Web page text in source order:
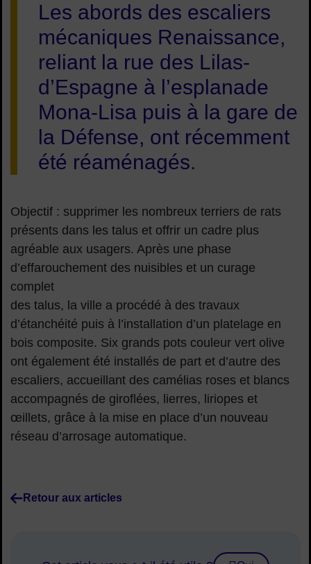
Les abords des escaliers
mécaniques Renaissance,
reliant la rue des Lilas-
d’Espagne à l’esplanade
Mona-Lisa puis à la gare de
la Défense, ont récemment
été réaménagés.
Objectif : supprimer les nombreux terriers de rats
présents dans les talus et offrir un cadre plus
agréable aux usagers. Après une phase
d’effarouchement des nuisibles et un curage
complet
des talus, la ville a procédé à des travaux
d’étanchéité puis à l’installation d’un platelage en
bois composite. Six grands pots couleur vert olive
ont également été installés de part et d’autre des
escaliers, accueillant des camélias roses et blancs
accompagnés de giroflées, lierres, liriopes et
œillets, grâce à la mise en place d’un nouveau
réseau d’arrosage automatique.
Retour aux articles